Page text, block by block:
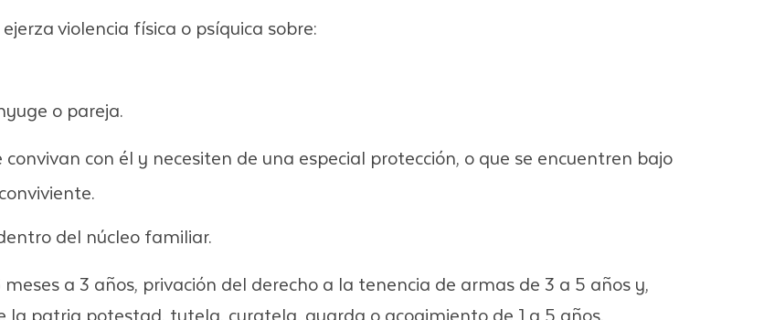
violencia física o psíquica sobre:
o pareja.
con él y necesiten de una especial protección, o que se encuentren bajo
del núcleo familiar.
a 3 años, privación del derecho a la tenencia de armas de 3 a 5 años y,